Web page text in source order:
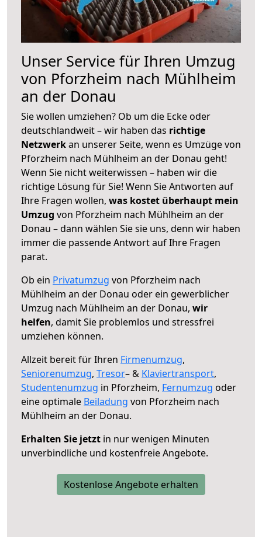
Unser Service für Ihren Umzug
von Pforzheim nach Mühlheim
an der Donau
Sie wollen umziehen? Ob um die Ecke oder
deutschlandweit – wir haben das richtige
Netzwerkan unserer Seite, wenn es Umzüge von
Pforzheim nach Mühlheim an der Donau geht!
Wenn Sie nicht weiterwissen – haben wir die
richtige Lösung für Sie! Wenn Sie Antworten auf
Ihre Fragen wollen, was kostet überhaupt mein
Umzug von Pforzheim nach Mühlheim an der
Donau – dann wählen Sie sie uns, denn wir haben
immer die passende Antwort auf Ihre Fragen
parat.
Ob ein Privatumzug von Pforzheim nach
Mühlheim an der Donau oder ein gewerblicher
Umzug nach Mühlheim an der Donau, wir
helfen, damit Sie problemlos und stressfrei
umziehen können.
Allzeit bereit für Ihren Firmenumzug,
Seniorenumzug, Tresor– & Klaviertransport,
Studentenumzug in Pforzheim, Fernumzug oder
eine optimale Beiladung von Pforzheim nach
Mühlheim an der Donau.
Erhalten Sie jetzt in nur wenigen Minuten
unverbindliche und kostenfreie Angebote.
Kostenlose Angebote erhalten